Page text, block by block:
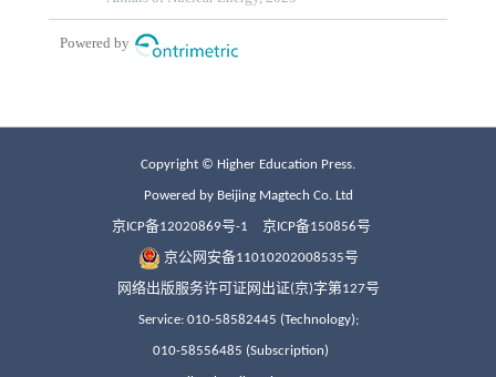
Copyright © Higher Education Press.
Powered by Beijing Magtech Co. Ltd
京ICP备12020869号-1 京ICP备150856号
京公网安备11010202008535号
网络出版服务许可证网出证(京)字第127号
Service: 010-58582445 (Technology);
010-58556485 (Subscription)